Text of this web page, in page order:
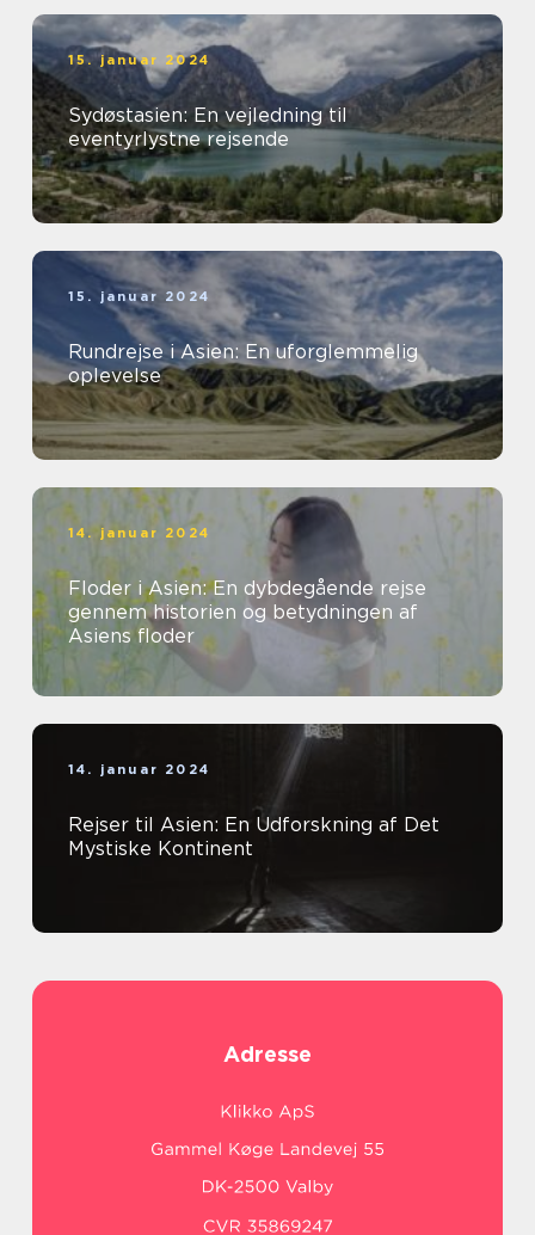
15. januar 2024
Sydøstasien: En vejledning til
eventyrlystne rejsende
15. januar 2024
Rundrejse i Asien: En uforglemmelig
oplevelse
14. januar 2024
Floder i Asien: En dybdegående rejse
gennem historien og betydningen af
Asiens floder
14. januar 2024
Rejser til Asien: En Udforskning af Det
Mystiske Kontinent
Adresse